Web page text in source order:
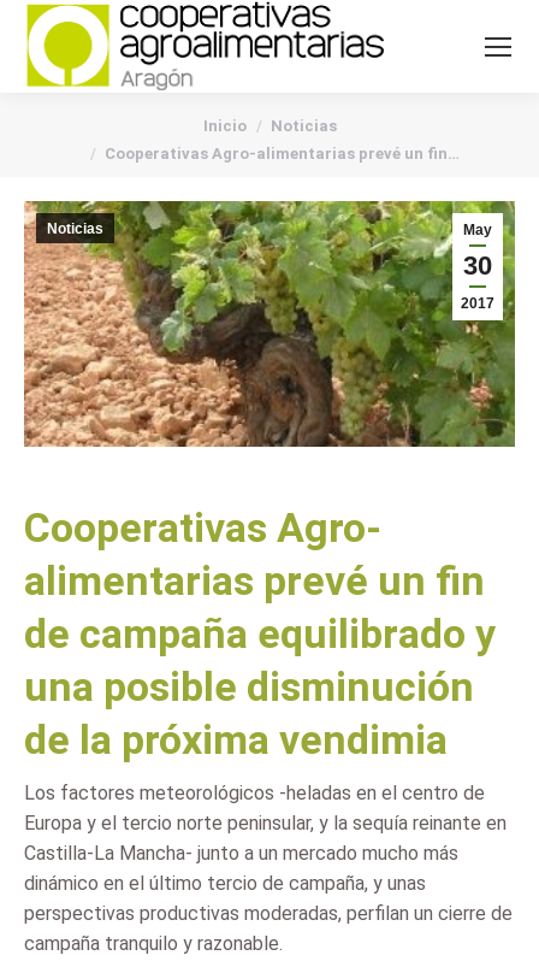
Inicio
Noticias
Cooperativas Agro-alimentarias prevé un fin…
May
30
2017
Noticias
Cooperativas Agro-
alimentarias prevé un fin
de campaña equilibrado y
una posible disminución
de la próxima vendimia
Los factores meteorológicos -heladas en el centro de
Europa y el tercio norte peninsular, y la sequía reinante en
Castilla-La Mancha- junto a un mercado mucho más
dinámico en el último tercio de campaña, y unas
perspectivas productivas moderadas, perfilan un cierre de
campaña tranquilo y razonable.